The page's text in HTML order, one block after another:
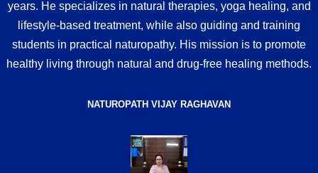
years. He specializes in natural therapies, yoga healing, and
lifestyle-based treatment, while also guiding and training
students in practical naturopathy. His mission is to promote
healthy living through natural and drug-free healing methods.
NATUROPATH VIJAY RAGHAVAN